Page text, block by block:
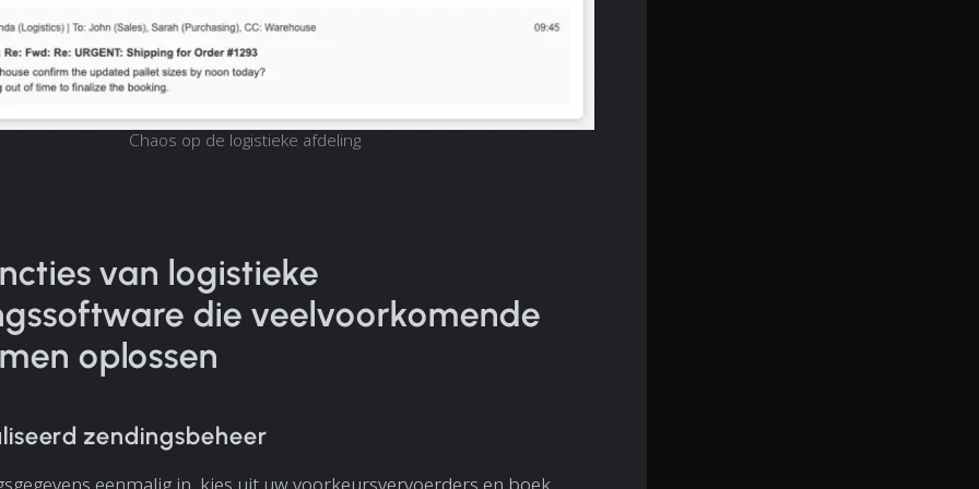
Chaos op de logistieke afdeling
van logistieke
die veelvoorkomende
oplossen
zendingsbeheer